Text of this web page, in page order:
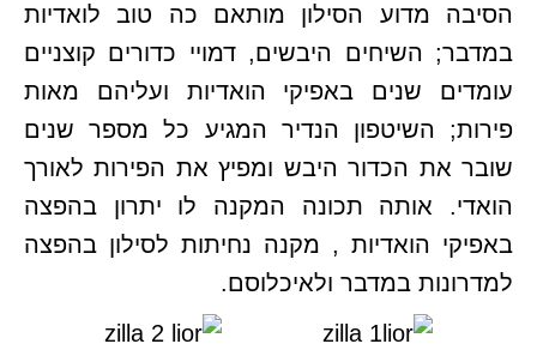
הסיבה מדוע הסילון מותאם כה טוב לואדיות
במדבר; השיחים היבשים, דמויי כדורים קוצניים
עומדים שנים באפיקי הואדיות ועליהם מאות
פירות; השיטפון הנדיר המגיע כל מספר שנים
שובר את הכדור היבש ומפיץ את הפירות לאורך
הואדי. אותה תכונה המקנה לו יתרון בהפצה
באפיקי הואדיות , מקנה נחיתות לסילון בהפצה
למדרונות במדבר ולאיכלוסם.